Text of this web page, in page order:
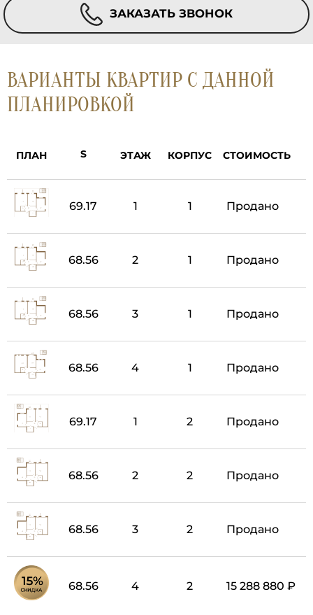
ЗАКАЗАТЬ ЗВОНОК
ВАРИАНТЫ КВАРТИР С ДАННОЙ
ПЛАНИРОВКОЙ
ПЛАН ЭТАЖ КОРПУС СТОИМОСТЬ
69.17 1 1 Продано
68.56 2 1 Продано
68.56 3 1 Продано
68.56 4 1 Продано
69.17 1 2 Продано
68.56 2 2 Продано
68.56 3 2 Продано
68.56 4 2 15 288 880 ₽